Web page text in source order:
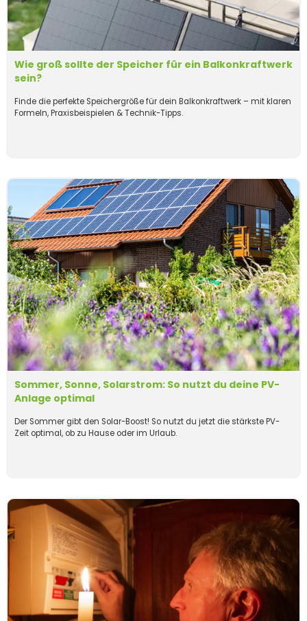
Wie groß sollte der Speicher für ein Balkonkraftwerk
sein?
Finde die perfekte Speichergröße für dein Balkonkraftwerk – mit klaren
Formeln, Praxisbeispielen & Technik-Tipps.
Sommer, Sonne, Solarstrom: So nutzt du deine PV-
Anlage optimal
Der Sommer gibt den Solar-Boost! So nutzt du jetzt die stärkste PV-
Zeit optimal, ob zu Hause oder im Urlaub.